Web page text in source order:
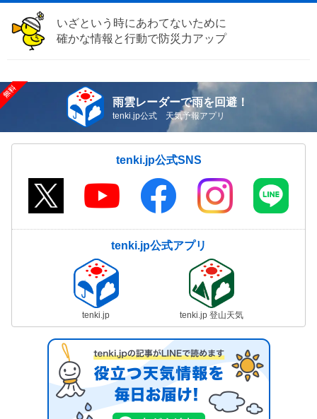
いざという時にあわてないために
確かな情報と行動で防災力アップ
雨雲レーダーで雨を回避！
tenki.jp公式 天気予報アプリ
tenki.jp公式SNS
tenki.jp公式アプリ
tenki.jp tenki.jp 登山天気